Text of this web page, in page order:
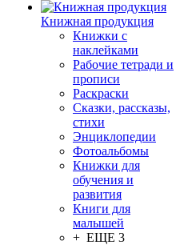
Книжная продукция
Книжки с
наклейками
Рабочие тетради и
прописи
Раскраски
Сказки, рассказы,
стихи
Энциклопедии
Фотоальбомы
Книжки для
обучения и
развития
Книги для
малышей
+ ЕЩЕ 3